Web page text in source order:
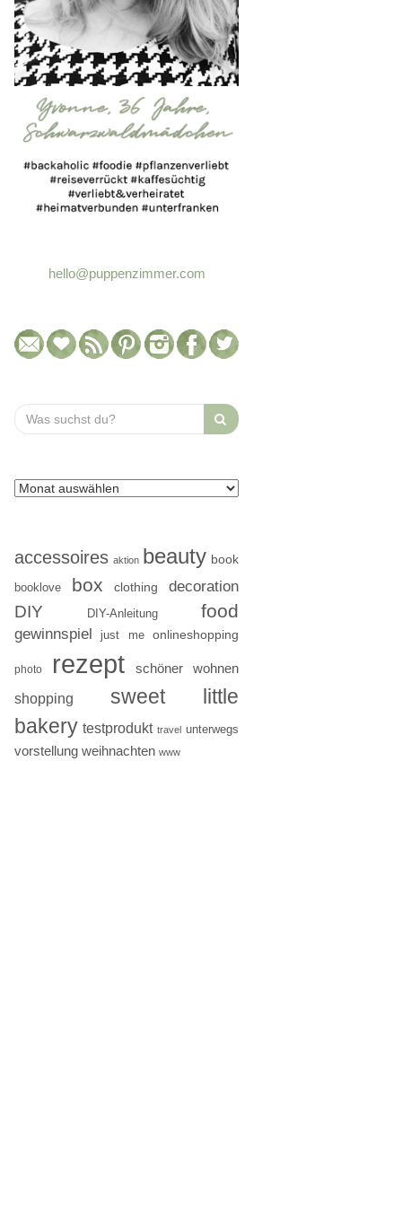
hello@puppenzimmer.com
Search
for:
accessoires aktion beauty book
booklove box clothing decoration
DIY DIY-Anleitung food
gewinnspiel just me onlineshopping
photo rezept schöner wohnen
shopping
sweet little
bakery testprodukt travel unterwegs
vorstellung weihnachten www